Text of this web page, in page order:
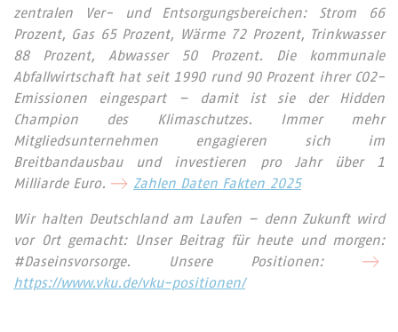
zentralen Ver- und Entsorgungsbereichen: Strom 66
Prozent, Gas 65 Prozent, Wärme 72 Prozent, Trinkwasser
88 Prozent, Abwasser 50 Prozent. Die kommunale
Abfallwirtschaft hat seit 1990 rund 90 Prozent ihrer CO2-
Emissionen eingespart – damit ist sie der Hidden
Champion des Klimaschutzes. Immer mehr
Mitgliedsunternehmen engagieren sich im
Breitbandausbau und investieren pro Jahr über 1
Milliarde Euro.
Zahlen Daten Fakten 2025
Wir halten Deutschland am Laufen – denn Zukunft wird
vor Ort gemacht: Unser Beitrag für heute und morgen:
#Daseinsvorsorge. Unsere Positionen:
https://www.vku.de/vku-positionen/